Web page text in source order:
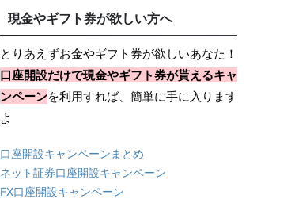
現金やギフト券が欲しい方へ
とりあえずお金やギフト券が欲しいあなた！
口座開設だけで現金やギフト券が貰えるキャ
ンペーンを利用すれば、簡単に手に入ります
よ
口座開設キャンペーンまとめ
ネット証券口座開設キャンペーン
FX口座開設キャンペーン